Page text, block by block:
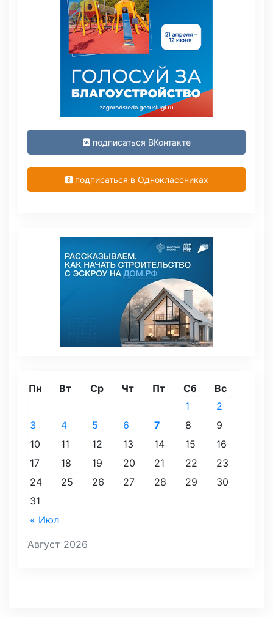
подписаться ВКонтакте
подписаться в Одноклассниках
Август 2026
Пн Вт Ср Чт Пт Сб Вс
« Июл
1
2
3
4 5 6 7 8
9
10
11 12 13 14 15
16
17
18 19 20 21 22
23
24
25 26 27 28 29
30
31